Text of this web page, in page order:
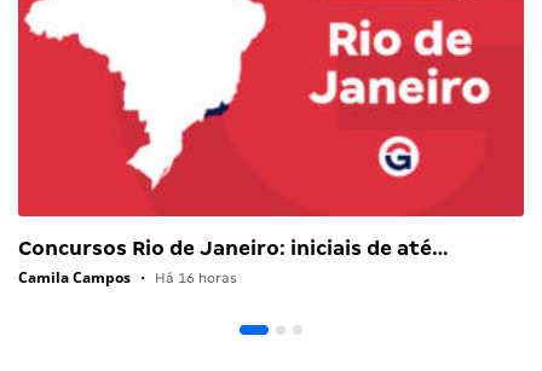
Concursos Rio de Janeiro: iniciais de até…
Camila Campos • Há 16 horas